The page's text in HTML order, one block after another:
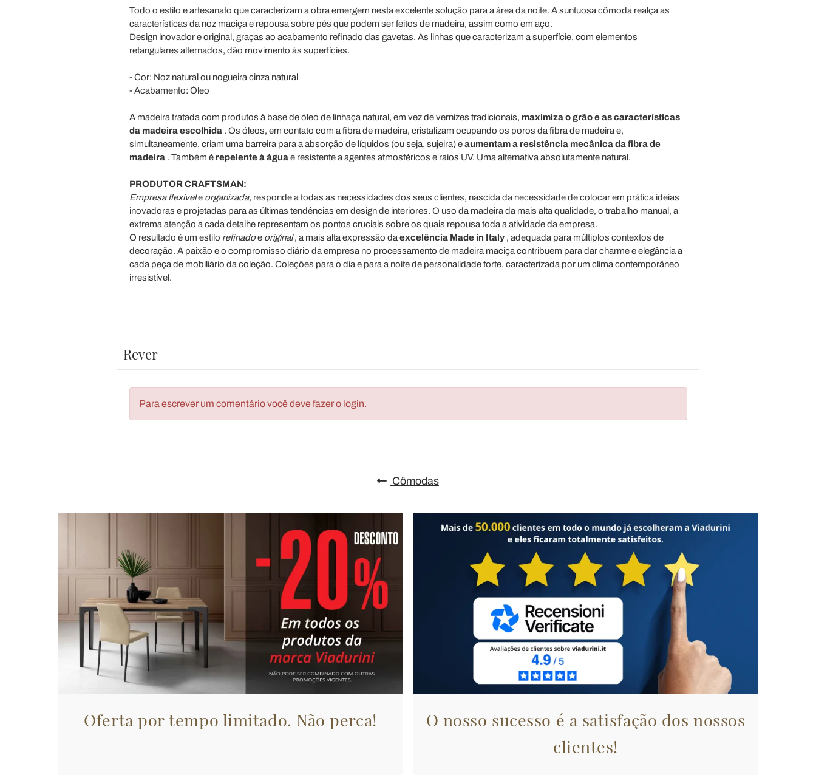
Todo o estilo e artesanato que caracterizam a obra emergem nesta excelente solução para a área da noite. A suntuosa cômoda realça as
características da noz maciça e repousa sobre pés que podem ser feitos de madeira, assim como em aço.
Design inovador e original, graças ao acabamento refinado das gavetas. As linhas que caracterizam a superfície, com elementos
retangulares alternados, dão movimento às superfícies.
- Cor: Noz natural ou nogueira cinza natural
- Acabamento: Óleo
A madeira tratada com produtos à base de óleo de linhaça natural, em vez de vernizes tradicionais, maximiza o grão e as características
da madeira escolhida. Os óleos, em contato com a fibra de madeira, cristalizam ocupando os poros da fibra de madeira e,
simultaneamente, criam uma barreira para a absorção de líquidos (ou seja, sujeira) eaumentam a resistência mecânica da fibra de
madeira. Também é repelente à águae resistente a agentes atmosféricos e raios UV. Uma alternativa absolutamente natural.
PRODUTOR CRAFTSMAN:
Empresa flexívele organizada, responde a todas as necessidades dos seus clientes, nascida da necessidade de colocar em prática ideias
inovadoras e projetadas para as últimas tendências em design de interiores. O uso da madeira da mais alta qualidade, o trabalho manual, a
extrema atenção a cada detalhe representam os pontos cruciais sobre os quais repousa toda a atividade da empresa.
O resultado é um estilo refinadoe original, a mais alta expressão da excelência Made in Italy, adequada para múltiplos contextos de
decoração. A paixão e o compromisso diário da empresa no processamento de madeira maciça contribuem para dar charme e elegância a
cada peça de mobiliário da coleção. Coleções para o dia e para a noite de personalidade forte, caracterizada por um clima contemporâneo
irresistível.
Rever
Para escrever um comentário você deve fazer o login.
Cômodas
Oferta por tempo limitado. Não perca!
O nosso sucesso é a satisfação dos nossos
clientes!